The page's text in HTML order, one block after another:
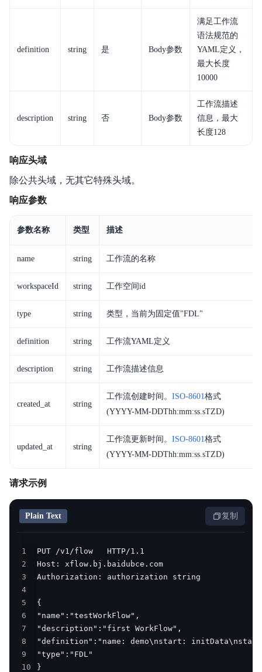
definition string 是 Body参数
满足工作流
语法规范的
YAML定义，
最大长度
10000
description string 否 Body参数
工作流描述
信息，最大
长度128
响应头域
除公共头域，无其它特殊头域。
响应参数
参数名称 类型 描述
name string 工作流的名称
workspaceId string 工作空间id
type string 类型，当前为固定值"FDL"
definition string 工作流YAML定义
description string 工作流描述信息
created_at string
工作流创建时间。 ISO-8601格式
(YYYY-MM-DDThh:mm:ss.sTZD)
updated_at string
工作流更新时间。 ISO-8601格式
(YYYY-MM-DDThh:mm:ss.sTZD)
请求示例
Plain Text 复制
1
2
3
4
5
6
7
8
9
10
}